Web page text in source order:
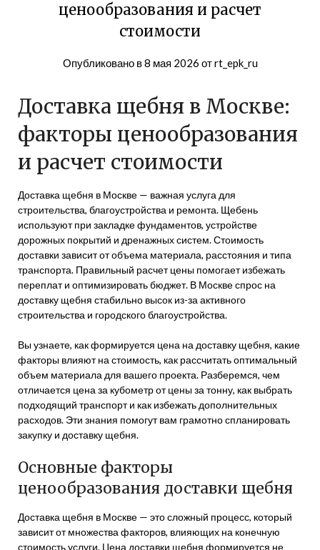
ценообразования и расчет
стоимости
Опубликовано в8 мая 2026 отrt_epk_ru
Доставка щебня в Москве:
факторы ценообразования
и расчет стоимости
Доставка щебня в Москве — важная услуга для
строительства, благоустройства и ремонта. Щебень
используют при закладке фундаментов, устройстве
дорожных покрытий и дренажных систем. Стоимость
доставки зависит от объема материала, расстояния и типа
транспорта. Правильный расчет цены помогает избежать
переплат и оптимизировать бюджет. В Москве спрос на
доставку щебня стабильно высок из-за активного
строительства и городского благоустройства.
Вы узнаете, как формируется цена на доставку щебня, какие
факторы влияют на стоимость, как рассчитать оптимальный
объем материала для вашего проекта. Разберемся, чем
отличается цена за кубометр от цены за тонну, как выбрать
подходящий транспорт и как избежать дополнительных
расходов. Эти знания помогут вам грамотно спланировать
закупку и доставку щебня.
Основные факторы
ценообразования доставки щебня
Доставка щебня в Москве — это сложный процесс, который
зависит от множества факторов, влияющих на конечную
стоимость услуги. Цена доставки щебня формируется не